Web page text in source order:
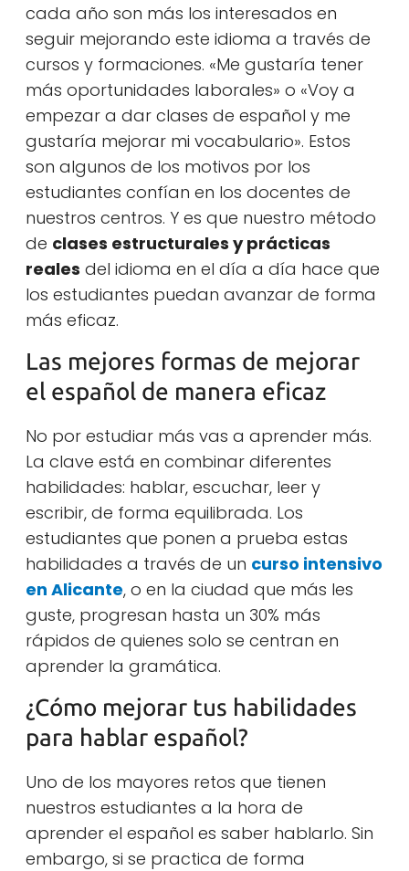
cada año son más los interesados en
seguir mejorando este idioma a través de
cursos y formaciones. «Me gustaría tener
más oportunidades laborales» o «Voy a
empezar a dar clases de español y me
gustaría mejorar mi vocabulario». Estos
son algunos de los motivos por los
estudiantes confían en los docentes de
nuestros centros. Y es que nuestro método
de clases estructurales y prácticas
reales del idioma en el día a día hace que
los estudiantes puedan avanzar de forma
más eficaz.
Las mejores formas de mejorar
el español de manera eficaz
No por estudiar más vas a aprender más.
La clave está en combinar diferentes
habilidades: hablar, escuchar, leer y
escribir, de forma equilibrada. Los
estudiantes que ponen a prueba estas
habilidades a través de un curso intensivo
en Alicante, o en la ciudad que más les
guste, progresan hasta un 30% más
rápidos de quienes solo se centran en
aprender la gramática.
¿Cómo mejorar tus habilidades
para hablar español?
Uno de los mayores retos que tienen
nuestros estudiantes a la hora de
aprender el español es saber hablarlo. Sin
embargo, si se practica de forma